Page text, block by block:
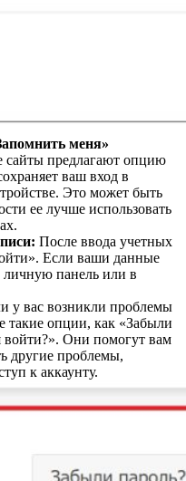
меня»
сайты предлагают опцию
ваш вход в
Это может быть
ее лучше использовать
После ввода учетных
Если ваши данные
панель или в
у вас возникли проблемы
такие опции, как «Забыли
войти?». Они помогут вам
другие проблемы,
к аккаунту.